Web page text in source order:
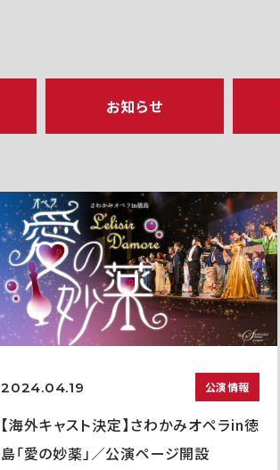
お知らせ
2024.04.19 公演情報
【海外キャスト決定】さわかみオペラin徳
島「愛の妙薬」／公演ページ開設